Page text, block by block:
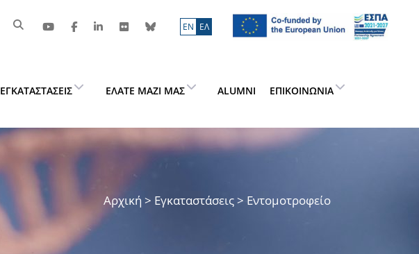
ΕN ΕΛ
ΕΓΚΑΤΑΣΤΆΣΕΙΣ ΕΛΆΤΕ ΜΑΖΊ ΜΑΣ ALUMNI ΕΠΙΚΟΙΝΩΝΊΑ
Αρχική > Εγκαταστάσεις > Εντομοτροφείο